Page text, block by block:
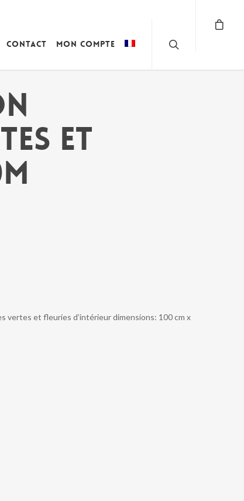
Contact Mon compte
ET
vertes et fleuries d’intérieur dimensions: 100 cm x